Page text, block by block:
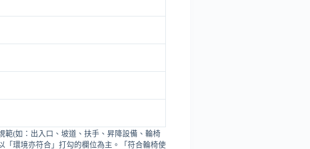
範(如：出入口、坡道、扶手、昇降設備、輪椅
「環境亦符合」打勾的欄位為主。「符合輪椅使